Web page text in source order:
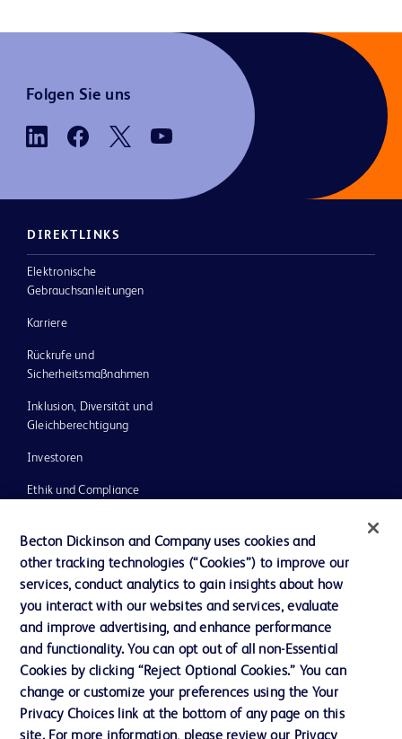
Folgen Sie uns
DIREKTLINKS
Elektronische
Gebrauchsanleitungen
Karriere
Rückrufe und
Sicherheitsmaßnahmen
Inklusion, Diversität und
Gleichberechtigung
Investoren
Ethik und Compliance
Neuigkeiten, Medien und Blogs
Support
Unser Unternehmen
AGB
Kontaktieren Sie uns
Becton Dickinson and Company uses cookies and
other tracking technologies (“Cookies”) to improve our
services, conduct analytics to gain insights about how
you interact with our websites and services, evaluate
and improve advertising, and enhance performance
and functionality. You can opt out of all non-Essential
Cookies by clicking “Reject Optional Cookies.” You can
change or customize your preferences using the Your
Privacy Choices link at the bottom of any page on this